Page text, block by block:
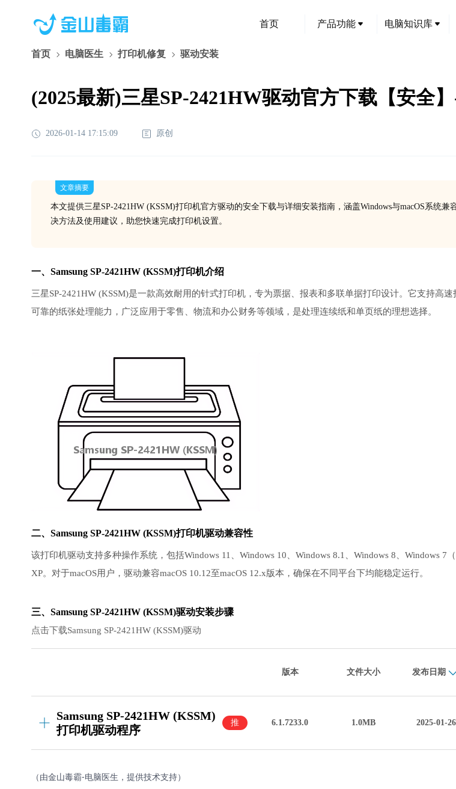
首页 产品功能 电脑知识库
首页 电脑医生 打印机修复 驱动安装
(2025最新)三星SP-2421HW驱动官方下载【安全
2026-01-14 17:15:09 原创
文章摘要
本文提供三星SP-2421HW (KSSM)打印机官方驱动的安全下载与详细安装指南，涵盖Windows与macOS系统兼
决方法及使用建议，助您快速完成打印机设置。
一、Samsung SP-2421HW (KSSM)打印机介绍
三星SP-2421HW (KSSM)是一款高效耐用的针式打印机，专为票据、报表和多联单据打印设计。它支持高
可靠的纸张处理能力，广泛应用于零售、物流和办公财务等领域，是处理连续纸和单页纸的理想选择。
二、Samsung SP-2421HW (KSSM)打印机驱动兼容性
该打印机驱动支持多种操作系统，包括Windows 11、Windows 10、Windows 8.1、Windows 8、Windows 7
XP。对于macOS用户，驱动兼容macOS 10.12至macOS 12.x版本，确保在不同平台下均能稳定运行。
三、Samsung SP-2421HW (KSSM)驱动安装步骤
点击下载Samsung SP-2421HW (KSSM)驱动
版本 文件大小 发布日期
Samsung SP-2421HW (KSSM)
打印机驱动程序
推
6.1.7233.0 1.0MB 2025-01-26
（由金山毒霸-电脑医生，提供技术支持）